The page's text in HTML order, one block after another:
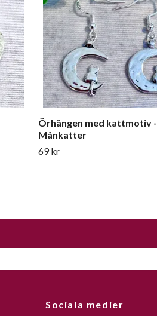
Örhängen med kattmotiv -
Månkatter
69 kr
Sociala medier